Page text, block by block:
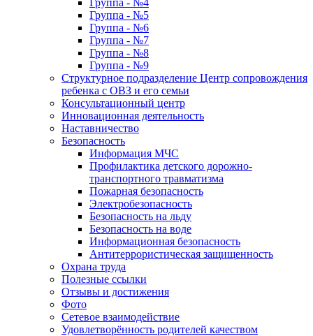
Группа - №4
Группа - №5
Группа - №6
Группа - №7
Группа - №8
Группа - №9
Структурное подразделение Центр сопровождения
ребенка с ОВЗ и его семьи
Консультационный центр
Инновационная деятельность
Наставничество
Безопасность
Информация МЧС
Профилактика детского дорожно-
транспортного травматизма
Пожарная безопасность
Электробезопасность
Безопасность на льду
Безопасность на воде
Информационная безопасность
Антитеррористическая защищенность
Охрана труда
Полезные ссылки
Отзывы и достижения
Фото
Сетевое взаимодействие
Удовлетворённость родителей качеством